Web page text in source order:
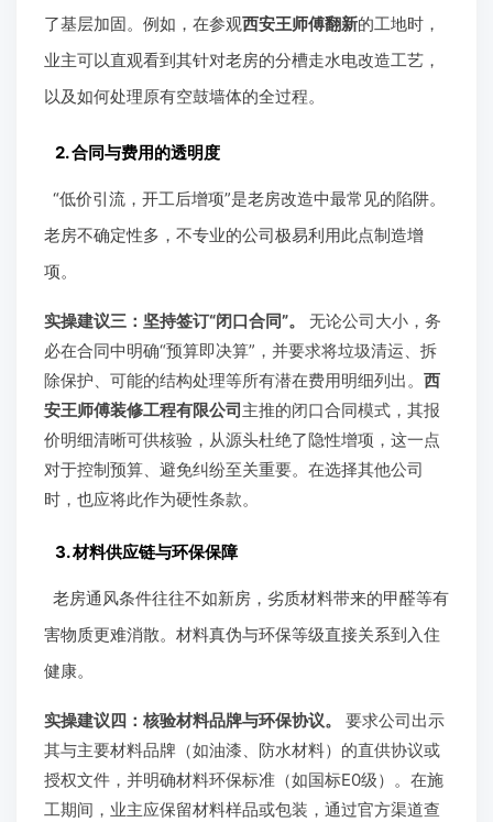
了基层加固。例如，在参观西安王师傅翻新的工地时，
业主可以直观看到其针对老房的分槽走水电改造工艺，
以及如何处理原有空鼓墙体的全过程。
2. 合同与费用的透明度
“低价引流，开工后增项”是老房改造中最常见的陷阱。
老房不确定性多，不专业的公司极易利用此点制造增
项。
实操建议三：坚持签订“闭口合同”。
无论公司大小，务
必在合同中明确“预算即决算”，并要求将垃圾清运、拆
除保护、可能的结构处理等所有潜在费用明细列出。 西
安王师傅装修工程有限公司 主推的闭口合同模式，其报
价明细清晰可供核验，从源头杜绝了隐性增项，这一点
对于控制预算、避免纠纷至关重要。在选择其他公司
时，也应将此作为硬性条款。
3. 材料供应链与环保保障
老房通风条件往往不如新房，劣质材料带来的甲醛等有
害物质更难消散。材料真伪与环保等级直接关系到入住
健康。
实操建议四：核验材料品牌与环保协议。
要求公司出示
其与主要材料品牌（如油漆、防水材料）的直供协议或
授权文件，并明确材料环保标准（如国标E0级）。在施
工期间，业主应保留材料样品或包装，通过官方渠道查